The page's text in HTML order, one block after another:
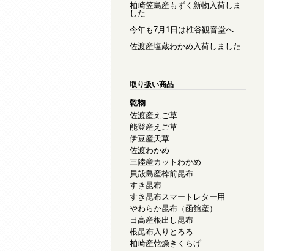
柏崎笠島産もずく新物入荷しま
した
今年も7月1日は椎谷観音堂へ
佐渡産塩蔵わかめ入荷しました
取り扱い商品
乾物
佐渡産えご草
能登産えご草
伊豆産天草
佐渡わかめ
三陸産カットわかめ
貝殻島産棹前昆布
すき昆布
すき昆布スマートレター用
やわらか昆布（函館産）
日高産根出し昆布
根昆布入りとろろ
柏崎産乾燥きくらげ